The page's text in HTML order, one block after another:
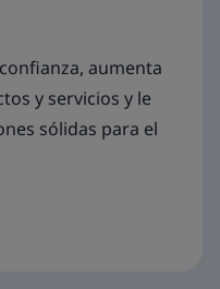
aumenta
y servicios y le
sólidas para el